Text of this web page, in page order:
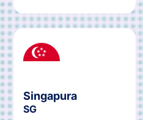
Singapura
SG